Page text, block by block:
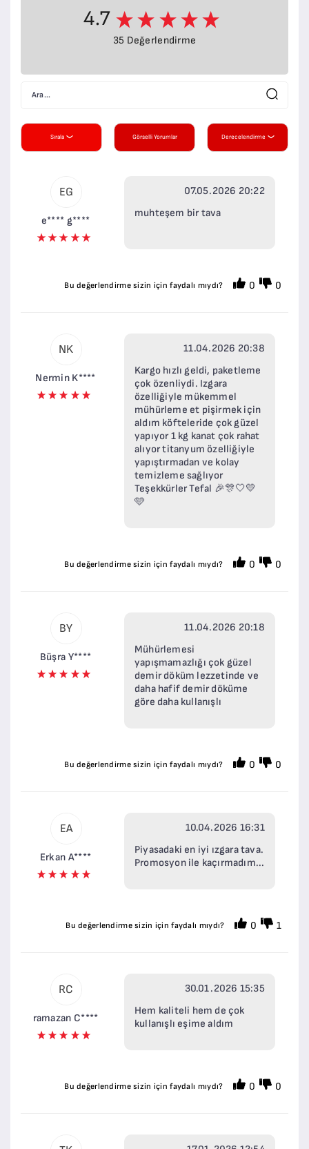
4.7
35 Değerlendirme
Sırala Görselli Yorumlar Derecelendirme
EG
e**** g****
07.05.2026 20:22
muhteşem bir tava
Bu değerlendirme sizin için faydalı mıydı? 0 0
NK
Nermin K****
11.04.2026 20:38
Kargo hızlı geldi, paketleme
çok özenliydi. Izgara
özelliğiyle mükemmel
mühürleme et pişirmek için
aldım köfteleride çok güzel
yapıyor 1 kg kanat çok rahat
alıyor titanyum özelliğiyle
yapıştırmadan ve kolay
temizleme sağlıyor
Teşekkürler Tefal 🎉🎊🤍💛
🩵
Bu değerlendirme sizin için faydalı mıydı? 0 0
BY
Büşra Y****
11.04.2026 20:18
Mühürlemesi
yapışmamazlığı çok güzel
demir döküm lezzetinde ve
daha hafif demir döküme
göre daha kullanışlı
Bu değerlendirme sizin için faydalı mıydı? 0 0
EA
Erkan A****
10.04.2026 16:31
Piyasadaki en iyi ızgara tava.
Promosyon ile kaçırmadım...
Bu değerlendirme sizin için faydalı mıydı? 0 1
RC
ramazan C****
30.01.2026 15:35
Hem kaliteli hem de çok
kullanışlı eşime aldım
Bu değerlendirme sizin için faydalı mıydı? 0 0